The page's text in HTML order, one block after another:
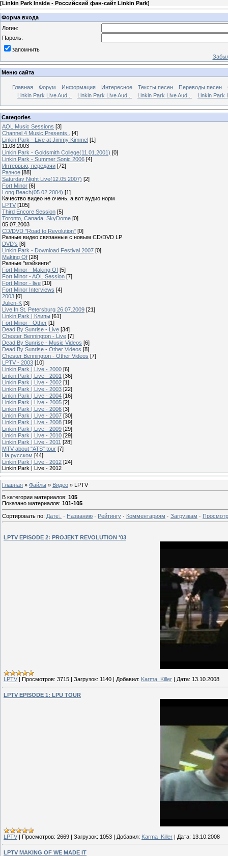
[Linkin Park Inside - Российский фан-сайт Linkin Park]
Форма входа
Логин:
Пароль:
запомнить
Меню сайта
Главная Форум Информация Интересное Тексты песен Переводы песен
Linkin Park Live Aud...
Linkin Park Live Aud... Linkin Park Live Aud... Linkin Park
Categories
AOL Music Sessions [3]
Channel 4 Music Presents..
[4]
Linkin Park - Live at Jimmy Kimmel [1]
11.08.2003
Linkin Park - Goldsmith College(11.01.2001) [0]
Linkin Park - Summer Sonic 2006 [4]
Интервью, передачи [72]
Разное [88]
Saturday Night Live(12.05.2007) [2]
Fort Minor [6]
Long Beach(05.02.2004) [1]
Качество видео не очень, а вот аудио норм
LPTV [105]
Third Encore Session [5]
Toronto, Canada, SkyDome [0]
05.07.2003
CD/DVD "Road to Revolution" [0]
Разные видео связанные с новым CD/DVD LP
DVD's [8]
Linkin Park - Download Festival 2007 [0]
Making Of [28]
Разные "мэйкинги"
Fort Minor - Making Of [5]
Fort Minor - AOL Session [7]
Fort Minor - live [10]
Fort Minor Interviews [4]
2003 [0]
Julien-K [3]
Live In St. Petersburg 26.07.2009 [21]
Linkin Park | Клипы [61]
Fort Minor - Other [1]
Dead By Sunrise - Live [34]
Chester Bennington - Live [7]
Dead By Sunrise - Music Videos [6]
Dead By Sunrise - Other Videos [8]
Chester Bennington - Other Videos [7]
LPTV - 2003 [10]
Linkin Park | Live - 2000 [6]
Linkin Park | Live - 2001 [36]
Linkin Park | Live - 2002 [1]
Linkin Park | Live - 2003 [22]
Linkin Park | Live - 2004 [16]
Linkin Park | Live - 2005 [2]
Linkin Park | Live - 2006 [3]
Linkin Park | Live - 2007 [30]
Linkin Park | Live - 2008 [19]
Linkin Park | Live - 2009 [29]
Linkin Park | Live - 2010 [29]
Linkin Park | Live - 2011 [28]
MTV about "ATS" tour [7]
На русском [44]
Linkin Park | Live - 2012 [24]
Linkin Park | Live - 2012
Главная » Файлы » Видео » LPTV
В категории материалов: 105
Показано материалов: 101-105
Сортировать по: Дате · Названию · Рейтингу · Комментариям · Загрузкам ·
LPTV EPISODE 2: PROJEKT REVOLUTION '03
LPTV Просмотров: 3715 Загрузок: 1140 Добавил: Karma_Killer Дата: 13.10.2008
LPTV EPISODE 1: LPU TOUR
LPTV | Просмотров: 2669 | Загрузок: 1053 | Добавил: Karma_Killer | Дата: 13.10.2008
LPTV MAKING OF WE MADE IT